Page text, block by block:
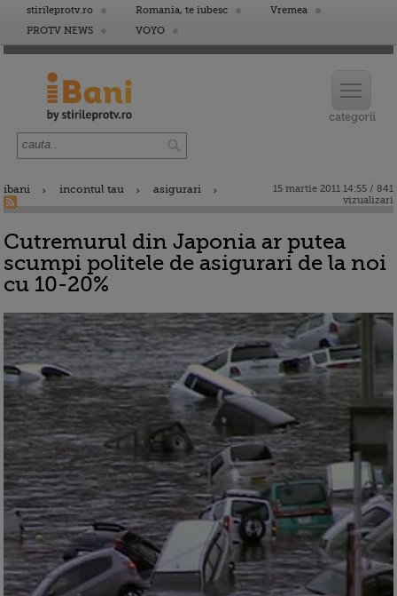
stirileprotv.ro Romania, te iubesc
Vremea
PROTV NEWS
VOYO
ibani incontul tau asigurari
15 martie 2011 14:55 / 841
vizualizari
Cutremurul din Japonia ar putea
scumpi politele de asigurari de la noi
cu 10-20%